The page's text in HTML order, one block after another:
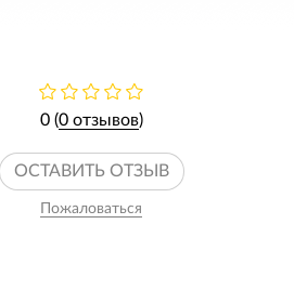
0 (0 отзывов)
ОСТАВИТЬ ОТЗЫВ
Пожаловаться